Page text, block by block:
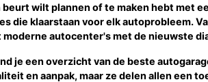
beurt wilt plannen of te maken hebt met
die klaarstaan voor elk autoprobleem.
moderne autocenter's met de nieuwste
je een overzicht van de beste
en aanpak, maar ze delen allen een